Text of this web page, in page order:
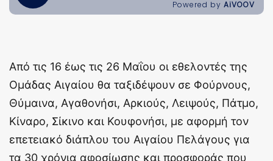
Από τις 16 έως τις 26 Μαΐου οι εθελοντές της
Ομάδας Αιγαίου θα ταξιδέψουν σε Φούρνους,
Θύμαινα, Αγαθονήσι, Αρκιούς, Λειψούς, Πάτμο,
Κίναρο, Σίκινο και Κουφονήσι, με αφορμή τον
επετειακό διάπλου του Αιγαίου Πελάγους για
τα 30 χρόνια αφοσίωσης και προσφοράς που